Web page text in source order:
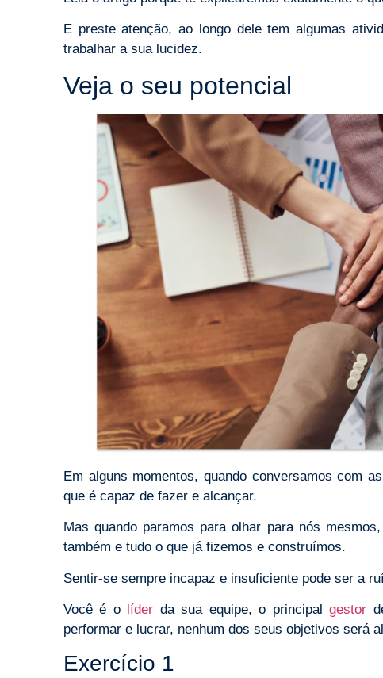
E preste atenção, ao longo dele tem algumas
trabalhar a sua lucidez.
Veja o seu potencial
Em alguns momentos, quando conversamos com
que é capaz de fazer e alcançar.
Mas quando paramos para olhar para nós
também e tudo o que já fizemos e construímos.
Sentir-se sempre incapaz e insuficiente pode ser a
Você é o líder da sua equipe, o principalgestor
performar e lucrar, nenhum dos seus objetivos será
Exercício 1